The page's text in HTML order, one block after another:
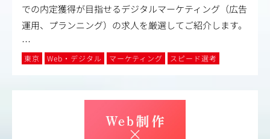
での内定獲得が目指せるデジタルマーケティング（広告
運用、プランニング）の求人を厳選してご紹介します。
…
東京 Web・デジタル マーケティング スピード選考